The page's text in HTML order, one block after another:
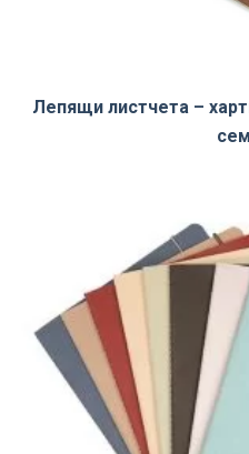
Лепящи листчета –